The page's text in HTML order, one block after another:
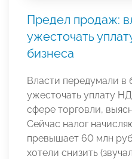
Предел продаж:
ужесточать
бизнеса
Власти передумали
ужесточать уплату
сфере торговли,
Сейчас налог
превышает 60 млн
хотели снизить